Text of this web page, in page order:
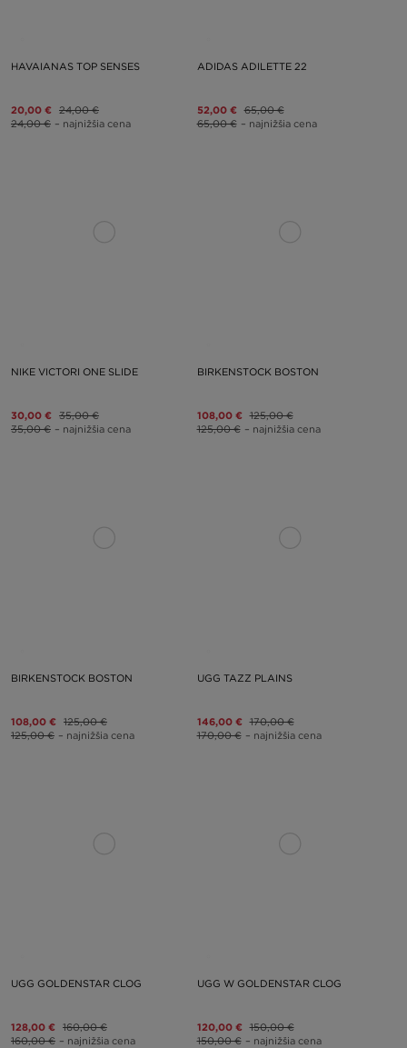
HAVAIANAS TOP SENSES
20,00 € 24,00 €
24,00 € – najnižšia cena
ADIDAS ADILETTE 22
52,00 € 65,00 €
65,00 € – najnižšia cena
NIKE VICTORI ONE SLIDE
30,00 € 35,00 €
35,00 € – najnižšia cena
BIRKENSTOCK BOSTON
108,00 € 125,00 €
125,00 € – najnižšia cena
BIRKENSTOCK BOSTON
108,00 € 125,00 €
125,00 € – najnižšia cena
UGG TAZZ PLAINS
146,00 € 170,00 €
170,00 € – najnižšia cena
UGG GOLDENSTAR CLOG
128,00 € 160,00 €
160,00 € – najnižšia cena
UGG W GOLDENSTAR CLOG
120,00 € 150,00 €
150,00 € – najnižšia cena